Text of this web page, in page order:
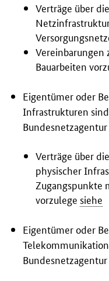
Verträge über
Vereinbarungen
Bauarbeiten
Eigentümer oder
Infrastrukturen
Bundesnetzagentur
Verträge über
physischer
Zugangspunkte
vorzulege siehe
Eigentümer oder
Bundesnetzagentur